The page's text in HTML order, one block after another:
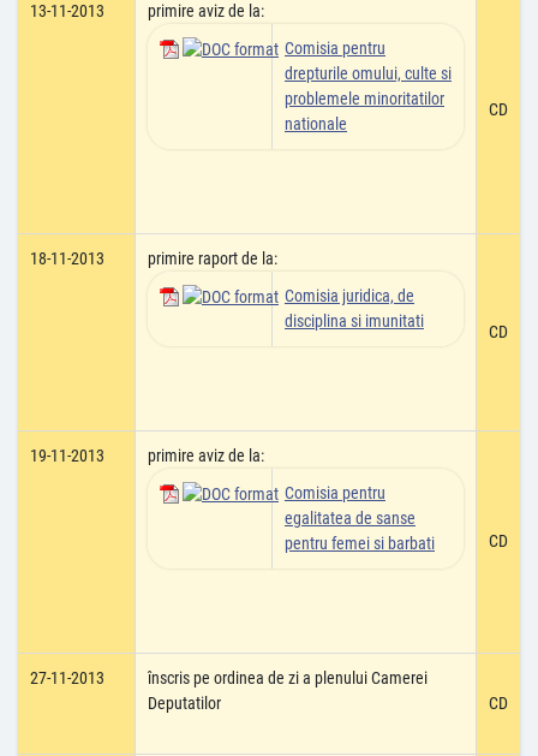
13-11-2013
primire aviz de la:
Comisia pentru
drepturile omului, culte si
problemele minoritatilor
nationale
CD
18-11-2013
primire raport de la:
Comisia juridica, de
disciplina si imunitati
CD
19-11-2013
primire aviz de la:
Comisia pentru
egalitatea de sanse
pentru femei si barbati
CD
27-11-2013
înscris pe ordinea de zi a plenului Camerei
Deputatilor
CD